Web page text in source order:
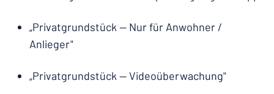
„Privatgrundstück — Nur für Anwohner /
Anlieger"
„Privatgrundstück — Videoüberwachung"